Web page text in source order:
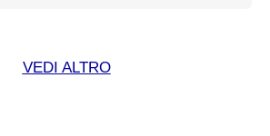
VEDI ALTRO